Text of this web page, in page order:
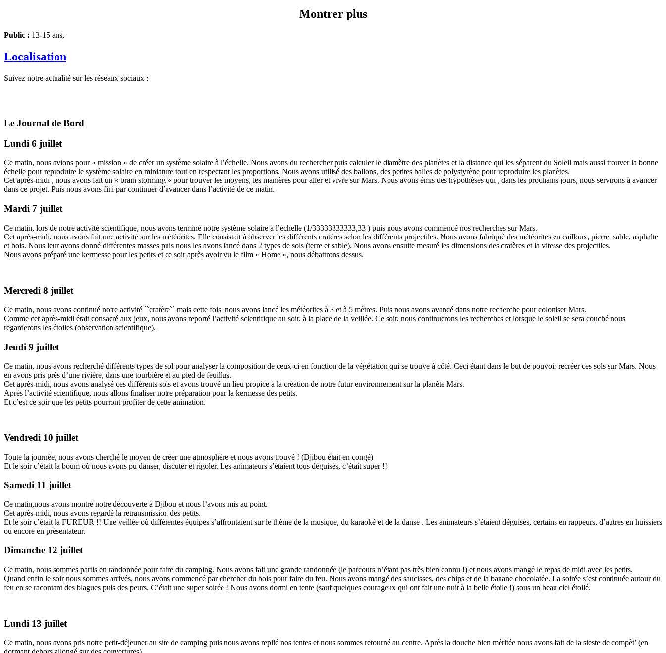
Montrer plus
Public : 13-15 ans,
Localisation
Suivez notre actualité sur les réseaux sociaux :
Le Journal de Bord
Lundi 6 juillet
Ce matin, nous avions pour « mission » de créer un système solaire à l’échelle. Nous avons du rechercher puis calculer le diamètre des planètes et la distance qui les séparent du Soleil mais aussi trouver la bonne
échelle pour reproduire le système solaire en miniature tout en respectant les proportions. Nous avons utilisé des ballons, des petites balles de polystyrène pour reproduire les planètes.
Cet après-midi , nous avons fait un « brain storming » pour trouver les moyens, les manières pour aller et vivre sur Mars. Nous avons émis des hypothèses qui , dans les prochains jours, nous servirons à avancer
dans ce projet. Puis nous avons fini par continuer d’avancer dans l’activité de ce matin.
Mardi 7 juillet
Ce matin, lors de notre activité scientifique, nous avons terminé notre système solaire à l’échelle (1/33333333333,33 ) puis nous avons commencé nos recherches sur Mars.
Cet après-midi, nous avons fait une activité sur les météorites. Elle consistait à observer les différents cratères selon les différents projectiles. Nous avons fabriqué des météorites en cailloux, pierre, sable, asphalte
et bois. Nous leur avons donné différentes masses puis nous les avons lancé dans 2 types de sols (terre et sable). Nous avons ensuite mesuré les dimensions des cratères et la vitesse des projectiles.
Nous avons préparé une kermesse pour les petits et ce soir après avoir vu le film « Home », nous débattrons dessus.
Mercredi 8 juillet
Ce matin, nous avons continué notre activité ``cratère`` mais cette fois, nous avons lancé les météorites à 3 et à 5 mètres. Puis nous avons avancé dans notre recherche pour coloniser Mars.
Comme cet après-midi était consacré aux jeux, nous avons reporté l’activité scientifique au soir, à la place de la veillée. Ce soir, nous continuerons les recherches et lorsque le soleil se sera couché nous
regarderons les étoiles (observation scientifique).
Jeudi 9 juillet
Ce matin, nous avons recherché différents types de sol pour analyser la composition de ceux-ci en fonction de la végétation qui se trouve à côté. Ceci étant dans le but de pouvoir recréer ces sols sur Mars. Nous
en avons pris près d’une rivière, dans une tourbière et au pied de feuillus.
Cet après-midi, nous avons analysé ces différents sols et avons trouvé un lieu propice à la création de notre futur environnement sur la planète Mars.
Après l’activité scientifique, nous allons finaliser notre préparation pour la kermesse des petits.
Et c’est ce soir que les petits pourront profiter de cette animation.
Vendredi 10 juillet
Toute la journée, nous avons cherché le moyen de créer une atmosphère et nous avons trouvé ! (Djibou était en congé)
Et le soir c’était la boum où nous avons pu danser, discuter et rigoler. Les animateurs s’étaient tous déguisés, c’était super !!
Samedi 11 juillet
Ce matin,nous avons montré notre découverte à Djibou et nous l’avons mis au point.
Cet après-midi, nous avons regardé la retransmission des petits.
Et le soir c’était la FUREUR !! Une veillée où différentes équipes s’affrontaient sur le thème de la musique, du karaoké et de la danse . Les animateurs s’étaient déguisés, certains en rappeurs, d’autres en huissiers
ou encore en présentateur.
Dimanche 12 juillet
Ce matin, nous sommes partis en randonnée pour faire du camping. Nous avons fait une grande randonnée (le parcours n’étant pas très bien connu !) et nous avons mangé le repas de midi avec les petits.
Quand enfin le soir nous sommes arrivés, nous avons commencé par chercher du bois pour faire du feu. Nous avons mangé des saucisses, des chips et de la banane chocolatée. La soirée s’est continuée autour du
feu en se racontant des blagues puis des peurs. C’était une super soirée ! Nous avons dormi en tente (sauf quelques courageux qui ont fait une nuit à la belle étoile !) sous un beau ciel étoilé.
Lundi 13 juillet
Ce matin, nous avons pris notre petit-déjeuner au site de camping puis nous avons replié nos tentes et nous sommes retourné au centre. Après la douche bien méritée nous avons fait de la sieste de compèt’ (en